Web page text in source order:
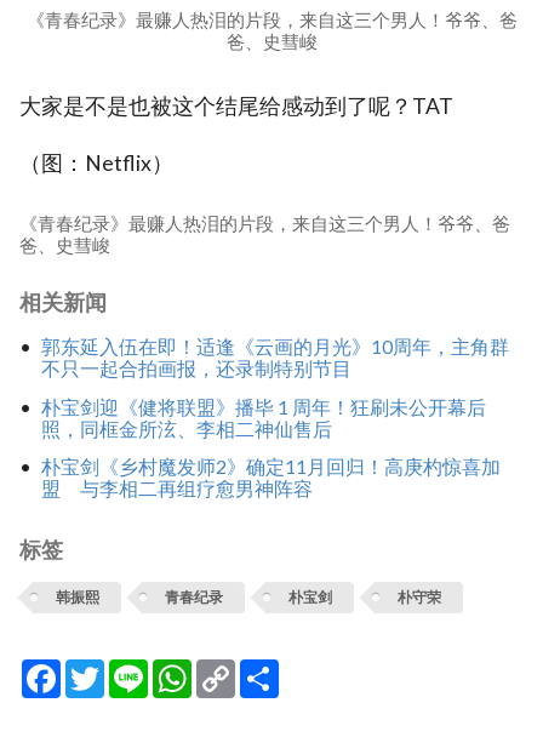
《青春纪录》最赚人热泪的片段，来自这三个男人！爷爷、爸
爸、史彗峻
大家是不是也被这个结尾给感动到了呢？TAT
（图：Netflix）
《青春纪录》最赚人热泪的片段，来自这三个男人！爷爷、爸
爸、史彗峻
相关新闻
郭东延入伍在即！适逢《云画的月光》10周年，主角群
不只一起合拍画报，还录制特别节目
朴宝剑迎《健将联盟》播毕 1 周年！狂刷未公开幕后
照，同框金所泫、李相二神仙售后
朴宝剑《乡村魔发师2》确定11月回归！高庚杓惊喜加
盟 与李相二再组疗愈男神阵容
标签
韩振熙 青春纪录 朴宝剑 朴守荣
Facebook
TwitterLine WhatsApp
Copy
Link